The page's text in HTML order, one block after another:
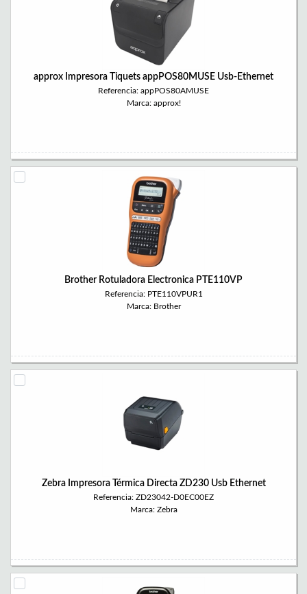
approx Impresora Tiquets appPOS80MUSE Usb-Ethernet
Referencia: appPOS80AMUSE
Marca: approx!
Brother Rotuladora Electronica PTE110VP
Referencia: PTE110VPUR1
Marca: Brother
Zebra Impresora Térmica Directa ZD230 Usb Ethernet
Referencia: ZD23042-D0EC00EZ
Marca: Zebra